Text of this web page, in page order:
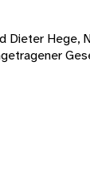
Dieter Hege,